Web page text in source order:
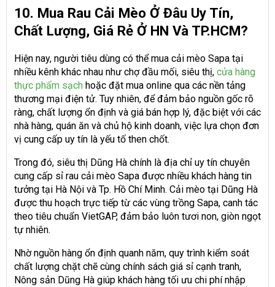
10. Mua Rau Cải Mèo Ở Đâu Uy Tín,
Chất Lượng, Giá Rẻ Ở HN Và TP.HCM?
Hiện nay, người tiêu dùng có thể mua cải mèo Sapa tại
nhiều kênh khác nhau như chợ đầu mối, siêu thị, cửa hàng
thực phẩm sạch hoặc đặt mua online qua các nền tảng
thương mại điện tử. Tuy nhiên, để đảm bảo nguồn gốc rõ
ràng, chất lượng ổn định và giá bán hợp lý, đặc biệt với các
nhà hàng, quán ăn và chủ hộ kinh doanh, việc lựa chọn đơn
vị cung cấp uy tín là yếu tố then chốt.
Trong đó, siêu thị Dũng Hà chính là địa chỉ uy tín chuyên
cung cấp sỉ rau cải mèo Sapa được nhiều khách hàng tin
tưởng tại Hà Nội và Tp. Hồ Chí Minh. Cải mèo tại Dũng Hà
được thu hoạch trực tiếp từ các vùng trồng Sapa, canh tác
theo tiêu chuẩn VietGAP, đảm bảo luôn tươi non, giòn ngọt
tự nhiên.
Nhờ nguồn hàng ổn định quanh năm, quy trình kiểm soát
chất lượng chặt chẽ cùng chính sách giá sỉ cạnh tranh,
Nông sản Dũng Hà giúp khách hàng tối ưu chi phí nhập